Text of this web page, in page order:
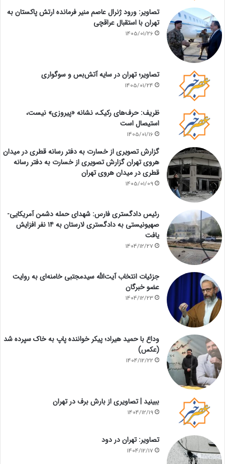
تصاویر: ورود ژنرال عاصم منیر فرمانده ارتش پاکستان به
تهران با استقبال عراقچی
1405/01/26
تصاویر؛ تهران در سایه آتش‌بس و سوگواری
1405/01/24
ظریف: حرف‌های رکیک، نشانه «پیروزی» نیست،
استیصال است
1405/01/16
گزارش تصویری از خسارت به دفتر رسانه قطری در میدان
هروی تهران گزارش تصویری از خسارت به دفتر رسانه
قطری در میدان هروی تهران
1405/01/09
رئیس دادگستری فارس: شهدای حمله دشمن آمریکایی-
صهیونیستی به دادگستری لارستان به ۱۴ نفر افزایش
یافت
1404/12/27
جزئیات انتخاب آیت‌الله سیدمجتبی خامنه‌ای به روایت
عضو خبرگان
1404/12/23
وداع با حمید هیراد؛ پیکر خواننده پاپ به خاک سپرده شد
(عکس)
1404/12/22
ببینید | تصاویری از بارش برف در تهران
1404/12/19
تصاویر: تهران در دود
1404/12/17